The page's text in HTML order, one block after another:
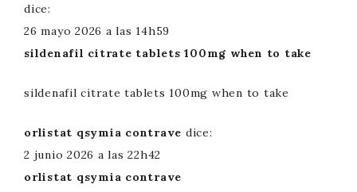
dice:
26 mayo 2026 a las 14h59
sildenafil citrate tablets 100mg when to take
sildenafil citrate tablets 100mg when to take
orlistat qsymia contrave dice:
2 junio 2026 a las 22h42
orlistat qsymia contrave